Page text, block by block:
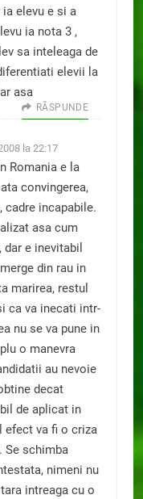
elevu e si a
ia nota 3 ,
sa inteleaga de
elevii la
asa
RĂSPUNDE
la 22:17
Romania e la
convingerea,
cadre incapabile.
asa cum
e inevitabil
din rau in
marirea, restul
ca va inecati intr-
nu se va pune in
o manevra
au nevoie
decat
de aplicat in
efect va fi o criza
Se schimba
nimeni nu
intreaga cu o